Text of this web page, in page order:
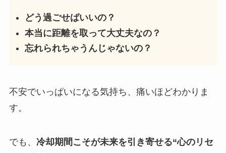
どう過ごせばいいの？
本当に距離を取って大丈夫なの？
忘れられちゃうんじゃないの？
不安でいっぱいになる気持ち、痛いほどわかりま
す。
でも、 冷却期間こそが未来を引き寄せる“心のリセ